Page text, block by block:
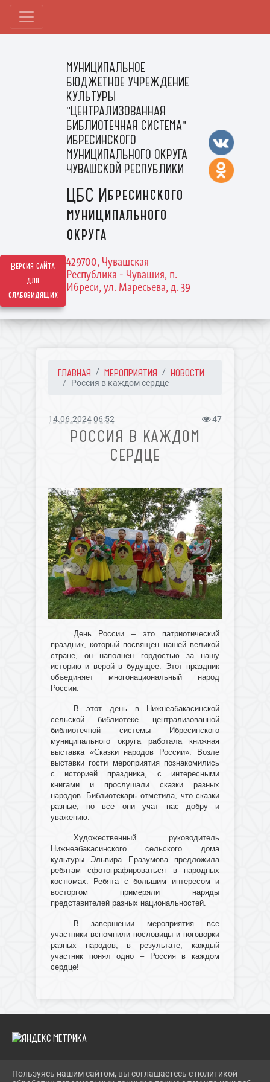
Версия сайта
для
слабовидящих
МУНИЦИПАЛЬНОЕ
БЮДЖЕТНОЕ УЧРЕЖДЕНИЕ
КУЛЬТУРЫ
"ЦЕНТРАЛИЗОВАННАЯ
БИБЛИОТЕЧНАЯ СИСТЕМА"
ИБРЕСИНСКОГО
МУНИЦИПАЛЬНОГО ОКРУГА
ЧУВАШСКОЙ РЕСПУБЛИКИ
ЦБС Ибресинского
муниципального
округа
429700, Чувашская
Республика - Чувашия, п.
Ибреси, ул. Маресьева, д. 39
ГЛАВНАЯ МЕРОПРИЯТИЯ НОВОСТИ
Россия в каждом сердце
14.06.2024 06:52 47
РОССИЯ В КАЖДОМ
СЕРДЦЕ
День России – это патриотический
праздник, который посвящен нашей великой
стране, он наполнен гордостью за нашу
историю и верой в будущее. Этот праздник
объединяет многонациональный народ
России.
В этот день в Нижнеабакасинской
сельской библиотеке централизованной
библиотечной системы Ибресинского
муниципального округа работала книжная
выставка «Сказки народов России». Возле
выставки гости мероприятия познакомились
с историей праздника, с интересными
книгами и прослушали сказки разных
народов. Библиотекарь отметила, что сказки
разные, но все они учат нас добру и
уважению.
Художественный руководитель
Нижнеабакасинского сельского дома
культуры Эльвира Еразумова предложила
ребятам сфотографироваться в народных
костюмах. Ребята с большим интересом и
восторгом примеряли наряды
представителей разных национальностей.
В завершении мероприятия все
участники вспомнили пословицы и поговорки
разных народов, в результате, каждый
участник понял одно – Россия в каждом
сердце!
2026 Г. IBRBIB.RU
Пользуясь нашим сайтом, вы соглашаетесь с политикой